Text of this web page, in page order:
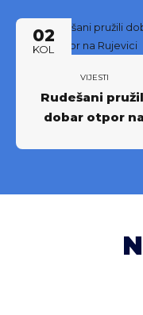
02
KOL
VIJESTI
Rudešani
dobar otpor na